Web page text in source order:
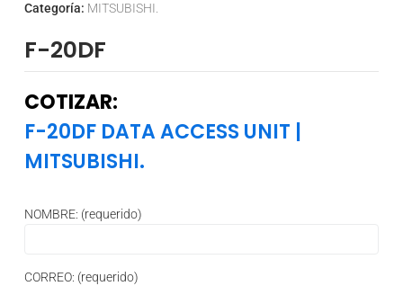
Categoría: MITSUBISHI.
F-20DF
COTIZAR:
F-20DF DATA ACCESS UNIT |
MITSUBISHI.
NOMBRE: (requerido)
CORREO: (requerido)